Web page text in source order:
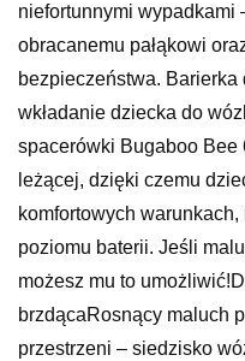
niefortunnymi wypadkami
obracanemu pałąkowi
bezpieczeństwa. Barierka
wkładanie dziecka do
spacerówki Bugaboo Bee
leżącej, dzięki czemu
komfortowych
poziomu baterii. Jeśli
możesz mu to
brzdącaRosnący maluch
przestrzeni – siedzisko